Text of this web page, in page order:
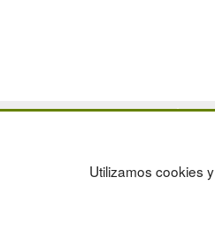
CAMBIOS Y DEVOLUCIONES
Utilizamos cookies